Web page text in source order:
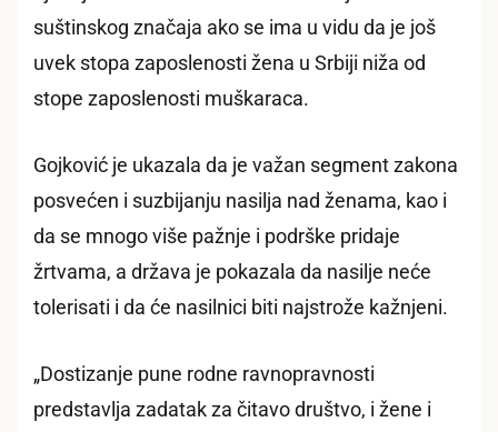
suštinskog značaja ako se ima u vidu da je još
uvek stopa zaposlenosti žena u Srbiji niža od
stope zaposlenosti muškaraca.
Gojković je ukazala da je važan segment zakona
posvećen i suzbijanju nasilja nad ženama, kao i
da se mnogo više pažnje i podrške pridaje
žrtvama, a država je pokazala da nasilje neće
tolerisati i da će nasilnici biti najstrože kažnjeni.
„Dostizanje pune rodne ravnopravnosti
predstavlja zadatak za čitavo društvo, i žene i